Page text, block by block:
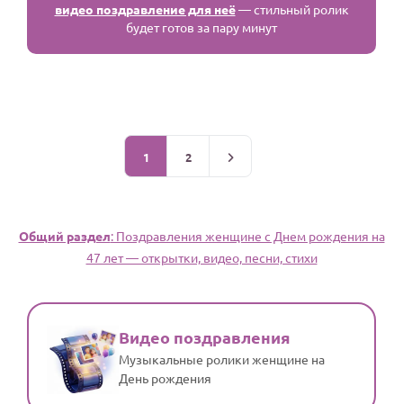
видео поздравление для неё— стильный ролик
будет готов за пару минут
1 2
Общий раздел: Поздравления женщине c Днем рождения на
47 лет — открытки, видео, песни, стихи
Видео поздравления
Музыкальные ролики женщине на
День рождения